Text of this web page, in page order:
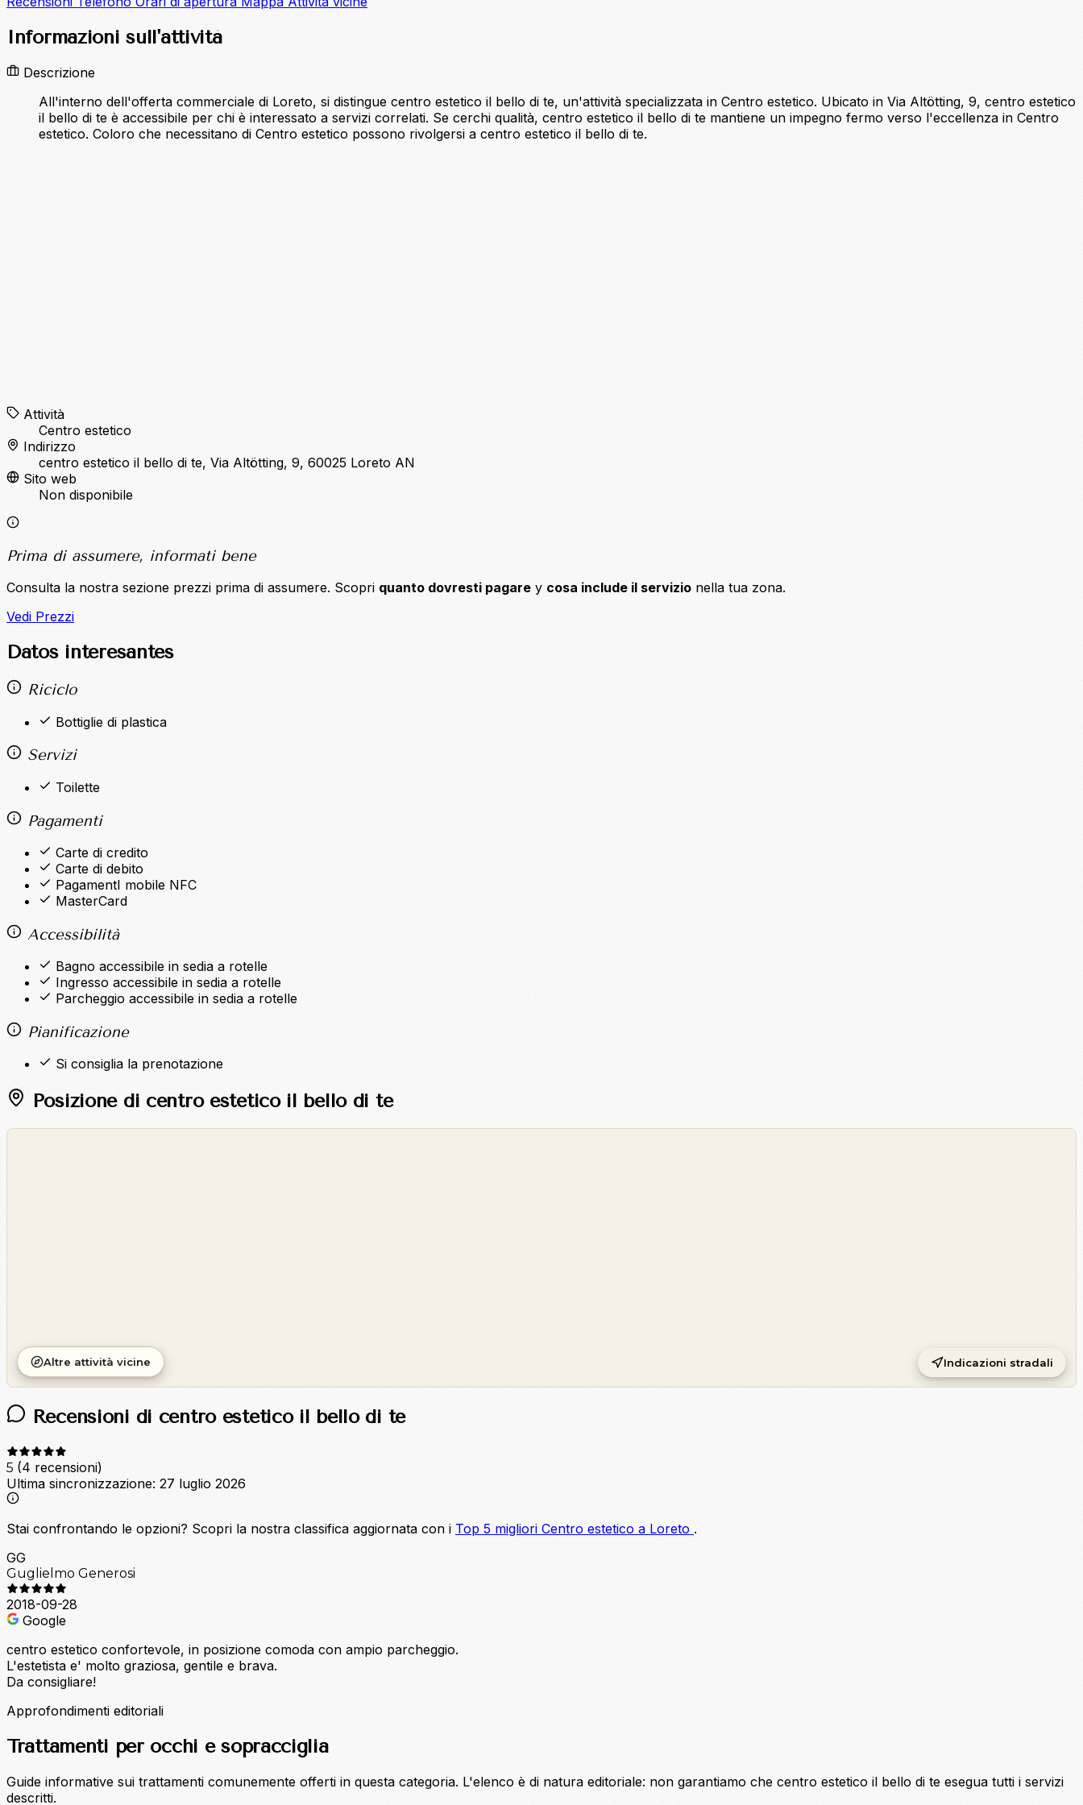
Informazioni sull'attività
Descrizione
All'interno dell'offerta commerciale di Loreto, si distingue centro estetico il bello di te, un'attività specializzata in Centro estetico. Ubicato in Via Altötting, 9, centro estetico
il bello di te è accessibile per chi è interessato a servizi correlati. Se cerchi qualità, centro estetico il bello di te mantiene un impegno fermo verso l'eccellenza in Centro
estetico. Coloro che necessitano di Centro estetico possono rivolgersi a centro estetico il bello di te.
Attività
Centro estetico
Indirizzo
centro estetico il bello di te, Via Altötting, 9, 60025 Loreto AN
Sito web
Non disponibile
Prima di assumere, informati bene
Consulta la nostra sezione prezzi prima di assumere. Scopri quanto dovresti pagare y cosa include il servizio nella tua zona.
Vedi Prezzi
Datos interesantes
Riciclo
Bottiglie di plastica
Servizi
Toilette
Pagamenti
Carte di credito
Carte di debito
PagamentI mobile NFC
MasterCard
Accessibilità
Bagno accessibile in sedia a rotelle
Ingresso accessibile in sedia a rotelle
Parcheggio accessibile in sedia a rotelle
Pianificazione
Si consiglia la prenotazione
Posizione di centro estetico il bello di te
Altre attività vicine Indicazioni stradali
Recensioni di centro estetico il bello di te
5 (4 recensioni)
Ultima sincronizzazione: 27 luglio 2026
Stai confrontando le opzioni? Scopri la nostra classifica aggiornata con i Top 5 migliori Centro estetico a Loreto .
GG
Guglielmo Generosi
2018-09-28
Google
centro estetico confortevole, in posizione comoda con ampio parcheggio.
L'estetista e' molto graziosa, gentile e brava.
Da consigliare!
Approfondimenti editoriali
Trattamenti per occhi e sopracciglia
Guide informative sui trattamenti comunemente offerti in questa categoria. L'elenco è di natura editoriale: non garantiamo che centro estetico il bello di te esegua tutti i servizi
descritti.